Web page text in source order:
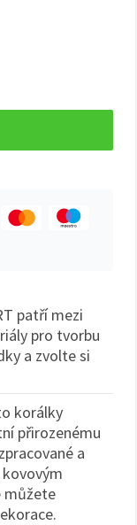
patří mezi
pro tvorbu
a zvolte si
korálky
přirozenému
a
můžete